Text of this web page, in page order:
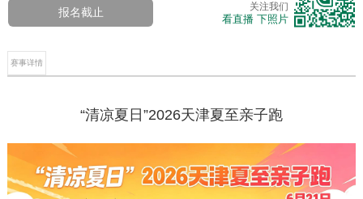
报名截止
关注我们
看直播 下照片
赛事详情
“清凉夏日”2026天津夏至亲子跑